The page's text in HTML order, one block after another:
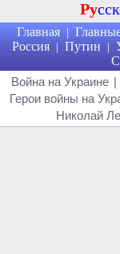
Ру
Главная |
Россия | Путин |
Война на Украине |
Герои войны на
Николай